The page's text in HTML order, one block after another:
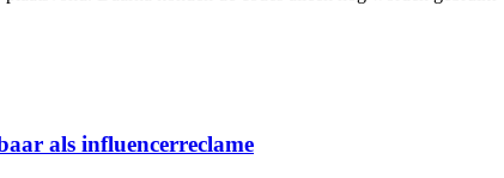
als influencerreclame